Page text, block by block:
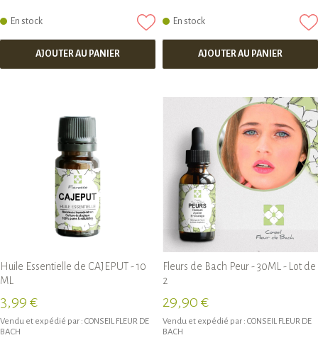
En stock
AJOUTER AU PANIER
En stock
AJOUTER AU PANIER
Huile Essentielle de CAJEPUT - 10
ML
3,99 €
Vendu et expédié par : CONSEIL FLEUR DE
BACH
Fleurs de Bach Peur - 30ML - Lot de
2
29,90 €
Vendu et expédié par : CONSEIL FLEUR DE
BACH